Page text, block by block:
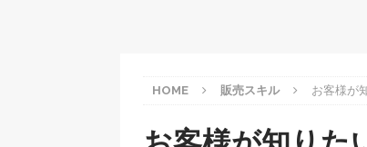
HOME 販売スキル お客様が